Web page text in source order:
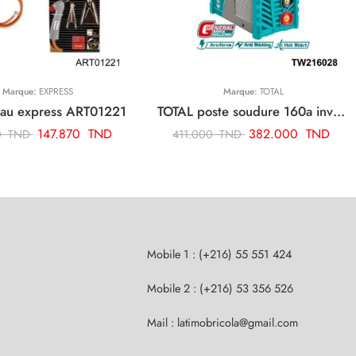
Marque: EXPRESS
express ART01221
TND 147.870 TND
Marque: TOTAL
TOTAL poste soudure 160a inverter TW216028
411.000TND 382.000 TND
Mobile 1 : (+216) 55 551 424
Mobile 2 : (+216) 53 356 526
Mail : latimobricola@gmail.com